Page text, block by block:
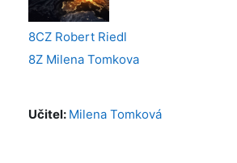
8CZ Robert Riedl
8Z Milena Tomkova
Učitel: Milena Tomková